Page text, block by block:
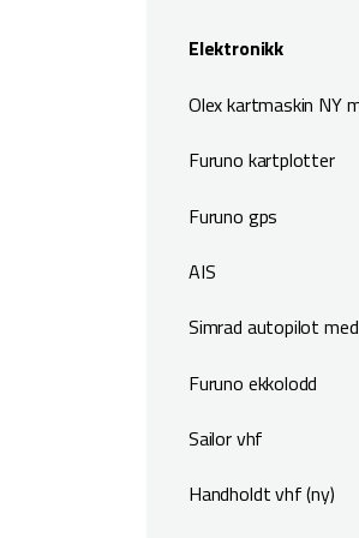
Elektronikk
Olex kartmaskin NY
Furuno kartplotter
Furuno gps
AIS
Simrad autopilot
Furuno ekkolodd
Sailor vhf
Handholdt vhf (ny)